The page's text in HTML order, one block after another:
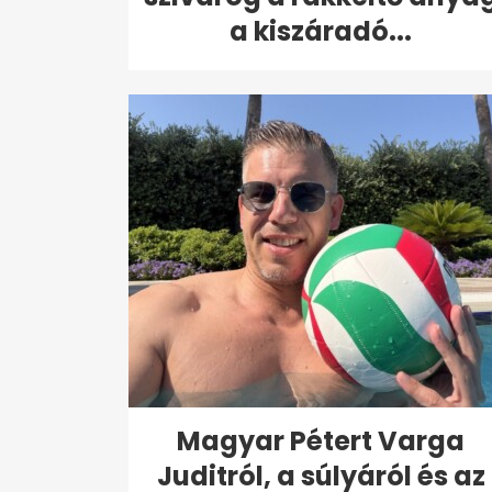
a kiszáradó...
Magyar Pétert Varga
Juditról, a súlyáról és az